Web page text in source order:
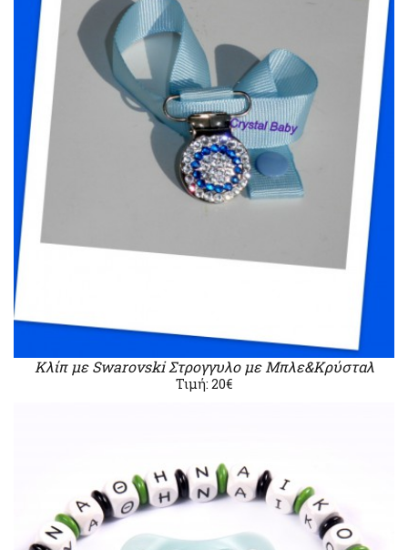
Κλίπ με Swarovski Στρογγυλο με Μπλε&Κρύσταλ
Τιμή: 20€